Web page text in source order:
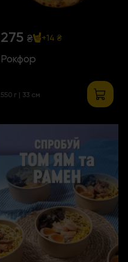
275 ₴ +14 ₴
Рокфор
550 г | 33 см